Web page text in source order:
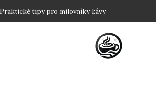
Triky pro klidný spánek